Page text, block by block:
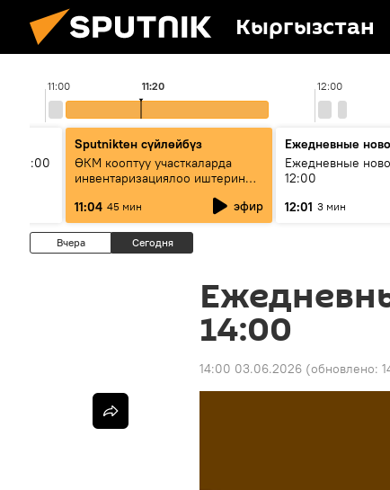
Кыргызстан
11:00 12:00
11:20
11:00
Sputnikteн сүйлөйбүз
ӨКМ кооптуу участкаларда
инвентаризациялоо иштерин
жүргүзүүдө — иш кайсы этапта?
11:04 45 мин эфир
Ежедневные
Ежедневные
12:00
12:01 3 мин
Вчера Сегодня
14:00
14:00 03.06.2026 (обновлено: